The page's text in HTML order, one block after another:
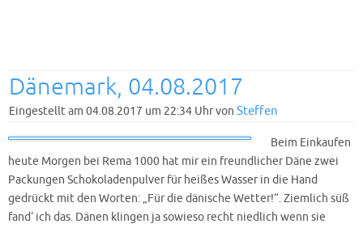
Dänemark, 04.08.2017
Eingestellt am 04.08.2017 um 22:34 Uhr von Steffen
Beim Einkaufen
heute Morgen bei Rema 1000 hat mir ein freundlicher Däne zwei
Packungen Schokoladenpulver für heißes Wasser in die Hand
gedrückt mit den Worten: „Für die dänische Wetter!“. Ziemlich süß
fand‘ ich das. Dänen klingen ja sowieso recht niedlich wenn sie